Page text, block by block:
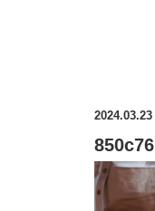
2024.03.23